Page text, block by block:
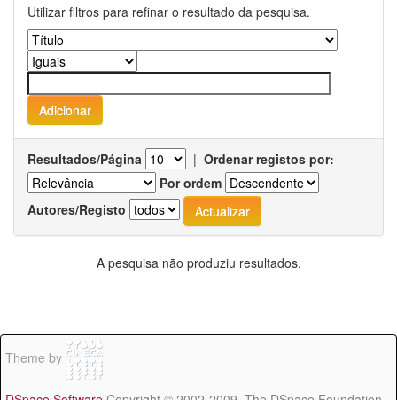
Utilizar filtros para refinar o resultado da pesquisa.
Resultados/Página | Ordenar registos por:
Por ordem
Autores/Registo
A pesquisa não produziu resultados.
Theme by